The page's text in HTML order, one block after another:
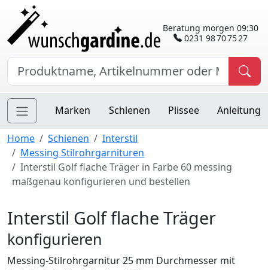
Beratung morgen 09:30
0231 98 70 75 27
Marken Schienen Plissee Anleitung
Home Schienen
Interstil
Messing Stilrohrgarnituren
Interstil Golf flache Träger in Farbe 60 messing
maßgenau konfigurieren und bestellen
Interstil Golf flache Träger
konfigurieren
Messing-Stilrohrgarnitur 25 mm Durchmesser mit